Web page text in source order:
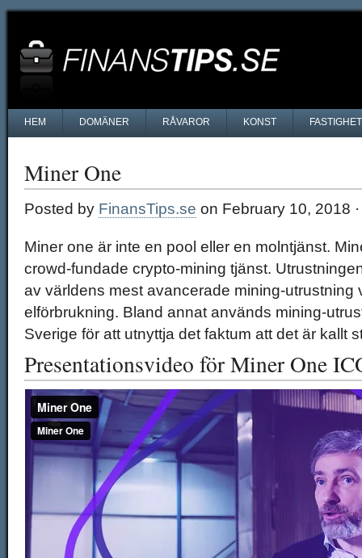
HEM DOMÄNER RÅVAROR KONST
Miner One
Posted by FinansTips.se on February 10, 2018
Miner one är inte en pool eller en molntjänst.
crowd-fundade crypto-mining tjänst.
av världens mest avancerade mining-utrustning
elförbrukning. Bland annat används mining-
Sverige för att utnyttja det faktum att det är kallt
Presentationsvideo för Miner One